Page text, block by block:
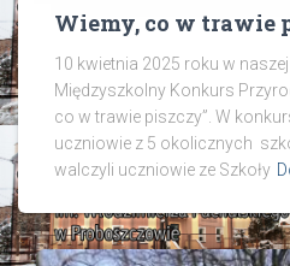
Wiemy, co w trawie
10 kwietnia 2025 roku w
Międzyszkolny Konkurs
co w trawie piszczy”. W
uczniowie z 5 okolicznych
walczyli uczniowie ze Szkoły